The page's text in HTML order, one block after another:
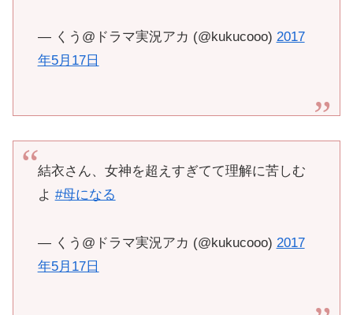
— くう@ドラマ実況アカ (@kukucooo) 2017
年5月17日
結衣さん、女神を超えすぎてて理解に苦しむ
よ #母になる
— くう@ドラマ実況アカ (@kukucooo) 2017
年5月17日